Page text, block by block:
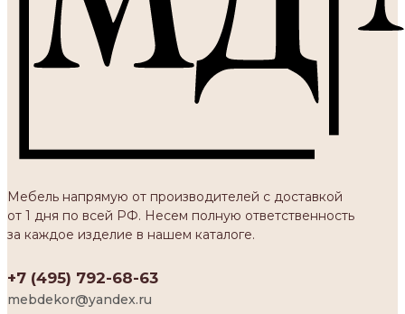
Мебель напрямую от производителей с доставкой
от 1 дня по всей РФ. Несем полную ответственность
за каждое изделие в нашем каталоге.
+7 (495) 792-68-63
mebdekor@yandex.ru